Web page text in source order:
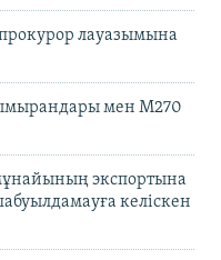
лауазымына
мен M270
экспортына
келіскен